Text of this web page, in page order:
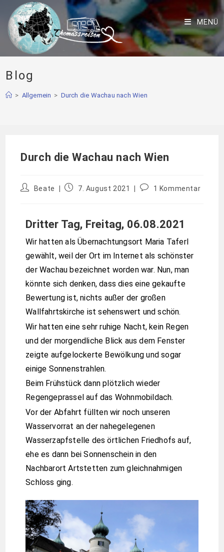
MENÜ
Blog
> Allgemein > Durch die Wachau nach Wien
Durch die Wachau nach Wien
Beate 7. August 2021 1 Kommentar
Dritter Tag, Freitag, 06.08.2021
Wir hatten als Übernachtungsort Maria Taferl
gewählt, weil der Ort im Internet als schönster
der Wachau bezeichnet worden war. Nun, man
könnte sich denken, dass dies eine gekaufte
Bewertung ist, nichts außer der großen
Wallfahrtskirche ist sehenswert und schön.
Wir hatten eine sehr ruhige Nacht, kein Regen
und der morgendliche Blick aus dem Fenster
zeigte aufgelockerte Bewölkung und sogar
einige Sonnenstrahlen.
Beim Frühstück dann plötzlich wieder
Regengeprassel auf das Wohnmobildach.
Vor der Abfahrt füllten wir noch unseren
Wasservorrat an der nahegelegenen
Wasserzapfstelle des örtlichen Friedhofs auf,
ehe es dann bei Sonnenschein in den
Nachbarort Artstetten zum gleichnahmigen
Schloss ging.